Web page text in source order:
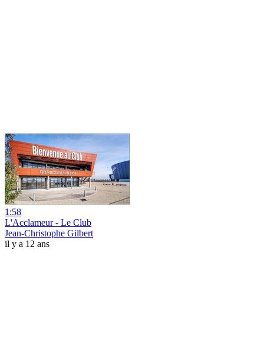
1:58
L'Acclameur - Le Club
Jean-Christophe Gilbert
il y a 12 ans